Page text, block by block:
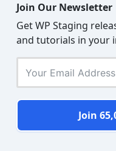
Join Our Newsletter
Get WP Staging
and tutorials in your
Join